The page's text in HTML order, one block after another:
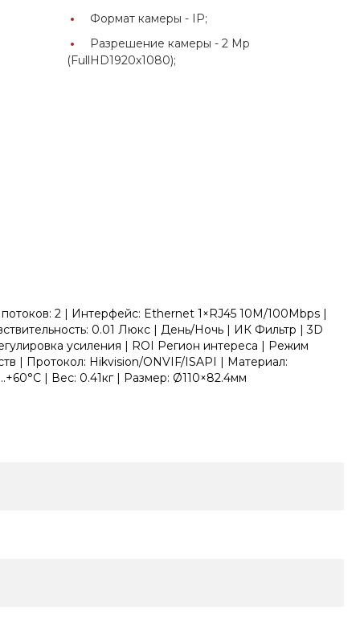
Формат камеры - IP;
Разрешение камеры -2 Mp
(FullHD1920x1080);
2 | Интерфейс: Ethernet 1×RJ45 10M/100Mbps |
0.01 Люкс | День/Ночь | ИК Фильтр | 3D
усиления | ROI Регион интереса | Режим
| Протокол: Hikvision/ONVIF/ISAPI | Материал:
| Вес: 0.41кг | Размер: Ø110×82.4мм